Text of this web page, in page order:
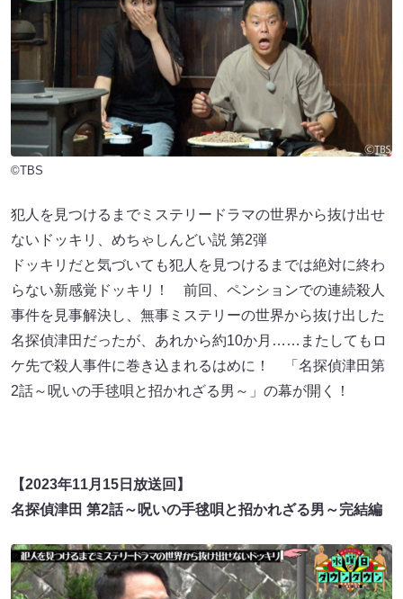
©TBS
犯人を見つけるまでミステリードラマの世界から抜け出せ
ないドッキリ、めちゃしんどい説 第2弾
ドッキリだと気づいても犯人を見つけるまでは絶対に終わ
らない新感覚ドッキリ！ 前回、ペンションでの連続殺人
事件を見事解決し、無事ミステリーの世界から抜け出した
名探偵津田だったが、あれから約10か月……またしてもロ
ケ先で殺人事件に巻き込まれるはめに！ 「名探偵津田第
2話～呪いの手毬唄と招かれざる男～」の幕が開く！
【2023年11月15日放送回】
名探偵津田 第2話～呪いの手毬唄と招かれざる男～完結編